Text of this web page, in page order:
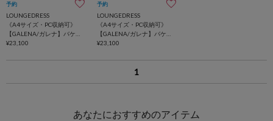
予約
LOUNGEDRESS
《A4サイズ・PC収納可》
【GALENA/ガレナ】バケッ
ト2WAYトート
¥23,100
予約
LOUNGEDRESS
《A4サイズ・PC収納可》
【GALENA/ガレナ】バケッ
ト2WAYトート
¥23,100
1
あなたにおすすめのアイテム